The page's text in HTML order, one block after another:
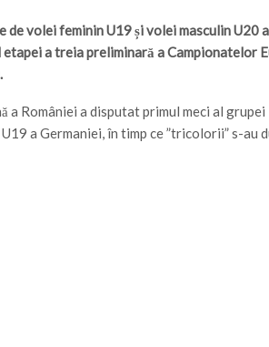
de volei feminin U19 și volei masculin
etapei a treia preliminară a Campionatelor
a României a disputat primul meci al
a Germaniei, în timp ce ”tricolorii” s-au